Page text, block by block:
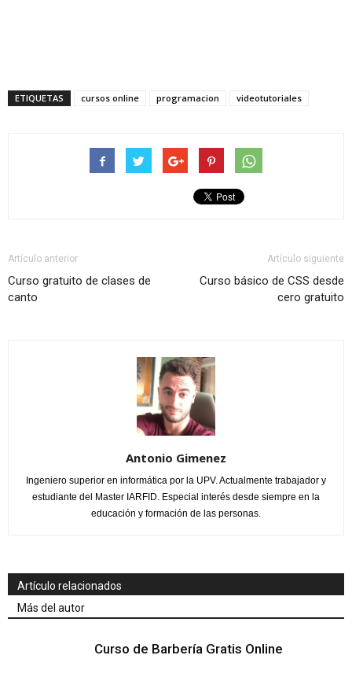
ETIQUETAS cursos online programacion videotutoriales
Artículo anterior
Curso gratuito de clases de
canto
Artículo siguiente
Curso básico de CSS desde
cero gratuito
Antonio Gimenez
Ingeniero superior en informática por la UPV. Actualmente trabajador y
estudiante del Master IARFID. Especial interés desde siempre en la
educación y formación de las personas.
Artículo relacionados
Más del autor
Curso de Barbería Gratis Online